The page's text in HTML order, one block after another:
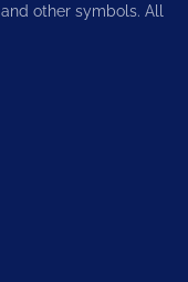
other symbols. All